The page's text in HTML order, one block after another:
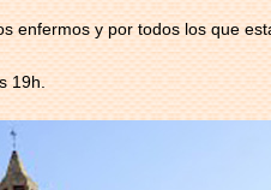
enfermos y por todos los que
19h.